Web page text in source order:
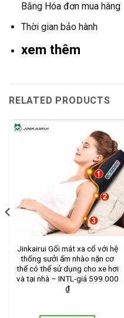
Bằng Hóa đơn mua hàng
Thời gian bảo hành
xem thêm
RELATED PRODUCTS
Jinkairui Gối mát xa cổ với hệ
thống sưởi ấm nhào nặn cơ
thể có thể sử dụng cho xe hơi
và tại nhà – INTL-giá 599.000
₫